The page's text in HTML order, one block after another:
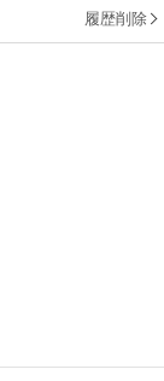
履歴削除